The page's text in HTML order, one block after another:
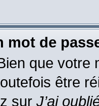
mot de
que
être
sur J’ai